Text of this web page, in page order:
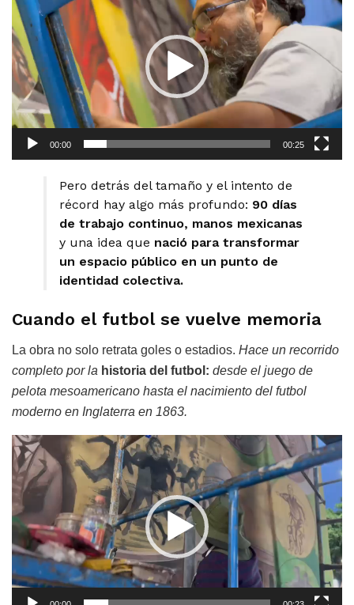
de
vídeo
00:00 00:25
Pero detrás del tamaño y el intento de
récord hay algo más profundo: 90 días
de trabajo continuo, manos mexicanas
y una idea que nació para transformar
un espacio público en un punto de
identidad colectiva.
Cuando el futbol se vuelve memoria
La obra no solo retrata goles o estadios. Hace un recorrido
completo por la historia del futbol: desde el juego de
pelota mesoamericano hasta el nacimiento del futbol
moderno en Inglaterra en 1863.
Reproductor
de
vídeo